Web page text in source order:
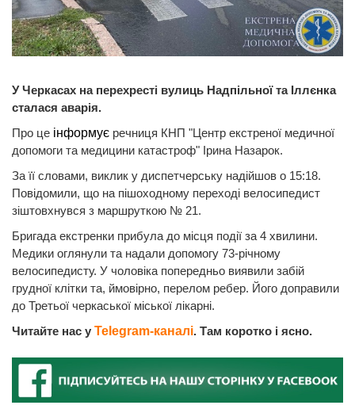
У Черкасах на перехресті вулиць Надпільної та Іллєнка
сталася аварія.
Про це інформує речниця КНП "Центр екстреної медичної
допомоги та медицини катастроф" Ірина Назарок.
За її словами, виклик у диспетчерську надійшов о 15:18.
Повідомили, що на пішоходному переході велосипедист
зіштовхнувся з маршруткою № 21.
Бригада екстренки прибула до місця події за 4 хвилини.
Медики оглянули та надали допомогу 73-річному
велосипедисту. У чоловіка попередньо виявили забій
грудної клітки та, ймовірно, перелом ребер. Його доправили
до Третьої черкаської міської лікарні.
Читайте нас у Telegram-каналі. Там коротко і ясно.